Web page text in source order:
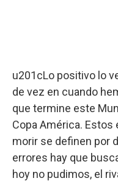
u201cLo positivo lo
de vez en cuando
que termine este
Copa América.
morir se definen por
errores hay que
hoy no pudimos, el